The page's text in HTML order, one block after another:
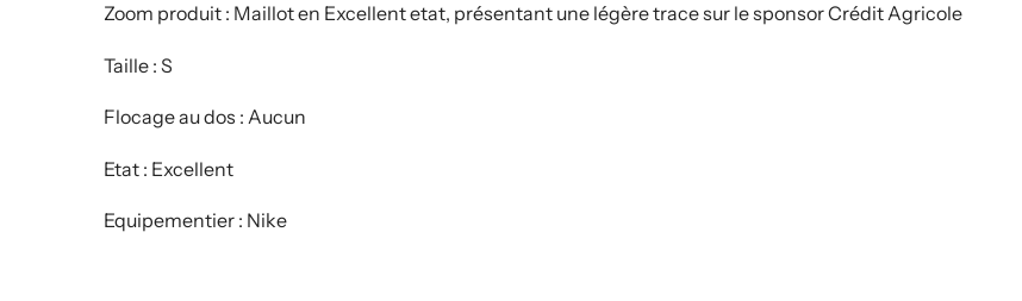
Zoom produit : Maillot en Excellent etat, présentant une légère trace sur le sponsor Crédit Agricole
Taille : S
Flocage au dos : Aucun
Etat : Excellent
Equipementier : Nike